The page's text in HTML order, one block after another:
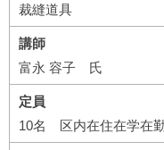
裁縫道具
講師
富永 容子 氏
定員
10名 区内在住在学在